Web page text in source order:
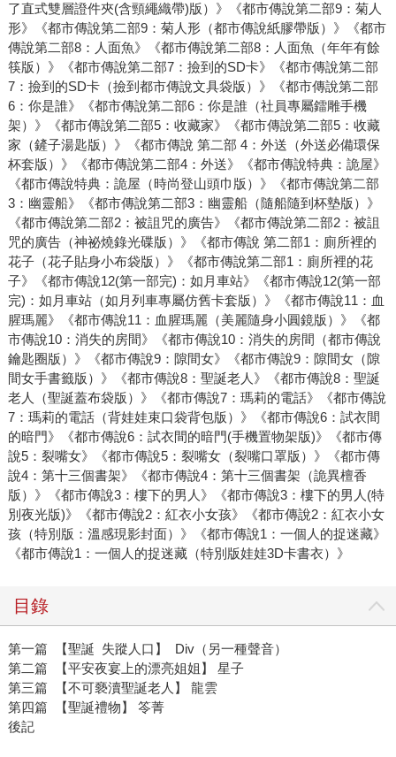
了直式雙層證件夾(含頸繩織帶)版）》《都市傳說第二部9：菊人
形》《都市傳說第二部9：菊人形（都市傳說紙膠帶版）》《都市
傳說第二部8：人面魚》《都市傳說第二部8：人面魚（年年有餘
筷版）》《都市傳說第二部7：撿到的SD卡》《都市傳說第二部
7：撿到的SD卡（撿到都市傳說文具袋版）》《都市傳說第二部
6：你是誰》《都市傳說第二部6：你是誰（社員專屬鐳雕手機
架）》《都市傳說第二部5：收藏家》《都市傳說第二部5：收藏
家（鏟子湯匙版）》《都市傳說 第二部 4：外送（外送必備環保
杯套版）》《都市傳說第二部4：外送》《都市傳說特典：詭屋》
《都市傳說特典：詭屋（時尚登山頭巾版）》《都市傳說第二部
3：幽靈船》《都市傳說第二部3：幽靈船（隨船隨到杯墊版）》
《都市傳說第二部2：被詛咒的廣告》《都市傳說第二部2：被詛
咒的廣告（神祕燒錄光碟版）》《都市傳說 第二部1：廁所裡的
花子（花子貼身小布袋版）》《都市傳說第二部1：廁所裡的花
子》《都市傳說12(第一部完)：如月車站》《都市傳說12(第一部
完)：如月車站（如月列車專屬仿舊卡套版）》《都市傳說11：血
腥瑪麗》《都市傳說11：血腥瑪麗（美麗隨身小圓鏡版）》《都
市傳說10：消失的房間》《都市傳說10：消失的房間（都市傳說
鑰匙圈版）》《都市傳說9：隙間女》《都市傳說9：隙間女（隙
間女手書籤版）》《都市傳說8：聖誕老人》《都市傳說8：聖誕
老人（聖誕蓋布袋版）》《都市傳說7：瑪莉的電話》《都市傳說
7：瑪莉的電話（背娃娃束口袋背包版）》《都市傳說6：試衣間
的暗門》《都市傳說6：試衣間的暗門(手機置物架版)》《都市傳
說5：裂嘴女》《都市傳說5：裂嘴女（裂嘴口罩版）》《都市傳
說4：第十三個書架》《都市傳說4：第十三個書架（詭異檀香
版）》《都市傳說3：樓下的男人》《都市傳說3：樓下的男人(特
別夜光版)》《都市傳說2：紅衣小女孩》《都市傳說2：紅衣小女
孩（特別版：溫感現影封面）》《都市傳說1：一個人的捉迷藏》
《都市傳說1：一個人的捉迷藏（特別版娃娃3D卡書衣）》
目錄
第一篇 【聖誕 失蹤人口】 Div（另一種聲音）
第二篇 【平安夜宴上的漂亮姐姐】 星子
第三篇 【不可褻瀆聖誕老人】 龍雲
第四篇 【聖誕禮物】 笭菁
後記